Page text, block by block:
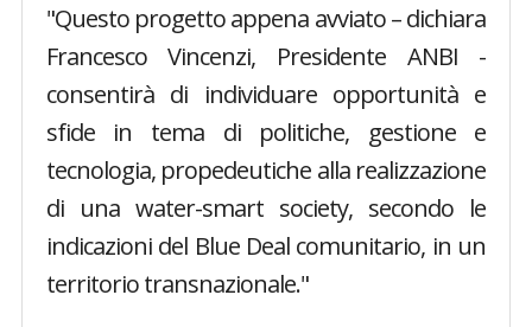
"Questo progetto appena avviato – dichiara
Francesco Vincenzi, Presidente ANBI -
consentirà di individuare opportunità e
sfide in tema di politiche, gestione e
tecnologia, propedeutiche alla realizzazione
di una water-smart society, secondo le
indicazioni del Blue Deal comunitario, in un
territorio transnazionale."